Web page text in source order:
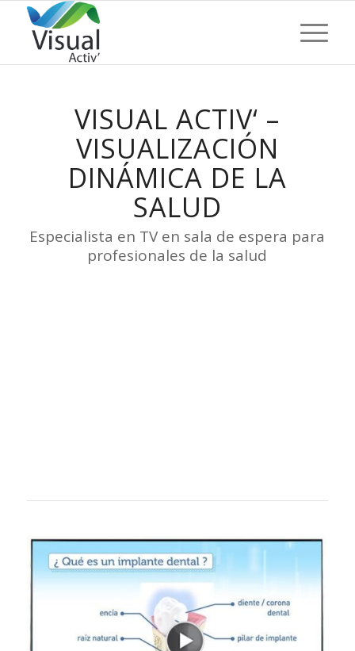
VISUAL ACTIV‘ –
VISUALIZACIÓN
DINÁMICA DE LA
SALUD
Especialista en TV en sala de espera para
profesionales de la salud